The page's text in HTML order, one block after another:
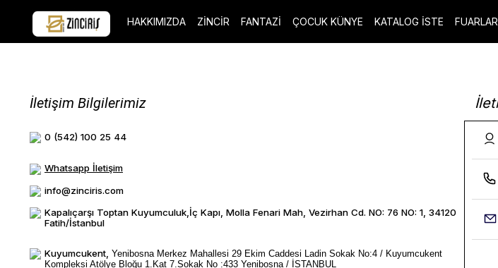
HAKKIMIZDA ZİNCİR FANTAZİ ÇOCUK KÜNYE KATALOG İSTE FUARLAR
İletişim Bilgilerimiz
0 (542) 100 25 44
Whatsapp İletişim
info@zinciris.com
Kapalıçarşı Toptan Kuyumculuk,İç Kapı, Molla Fenari Mah, Vezirhan Cd. NO: 76 NO: 1, 34120
Fatih/İstanbul
Kuyumcukent, Yenibosna Merkez Mahallesi 29 Ekim Caddesi Ladin Sokak No:4 / Kuyumcukent
Kompleksi Atölye Bloğu 1.Kat 7.Sokak No :433 Yenibosna / İSTANBUL